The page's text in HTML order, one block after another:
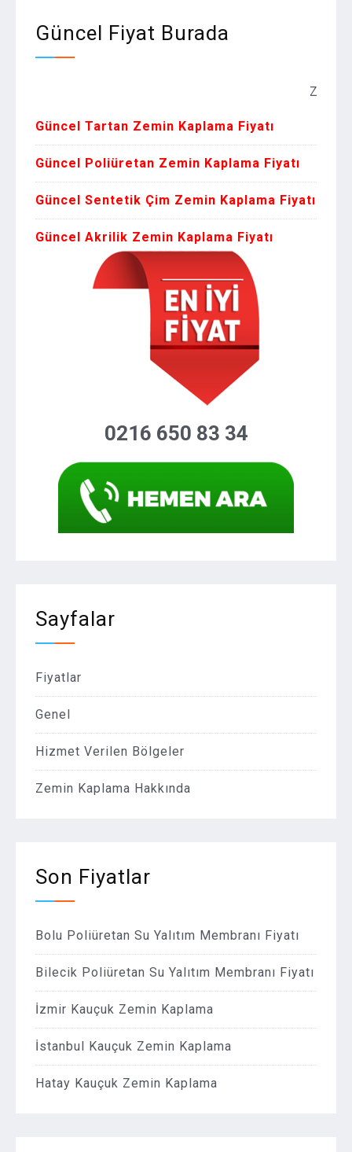
Güncel Fiyat Burada
Zemin
Güncel Tartan Zemin Kaplama Fiyatı
Güncel Poliüretan Zemin Kaplama Fiyatı
Güncel Sentetik Çim Zemin Kaplama Fiyatı
Güncel Akrilik Zemin Kaplama Fiyatı
0216 650 83 34
Sayfalar
Fiyatlar
Genel
Hizmet Verilen Bölgeler
Zemin Kaplama Hakkında
Son Fiyatlar
Bolu Poliüretan Su Yalıtım Membranı Fiyatı
Bilecik Poliüretan Su Yalıtım Membranı Fiyatı
İzmir Kauçuk Zemin Kaplama
İstanbul Kauçuk Zemin Kaplama
Hatay Kauçuk Zemin Kaplama